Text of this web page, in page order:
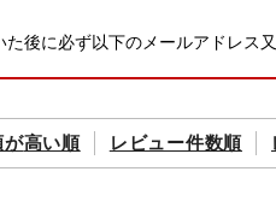
後に必ず以下のメールアドレス
が高い順 レビュー件数順